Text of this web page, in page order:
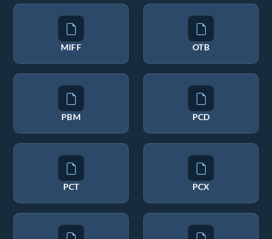
MIFF OTB
PBM PCD
PCT PCX